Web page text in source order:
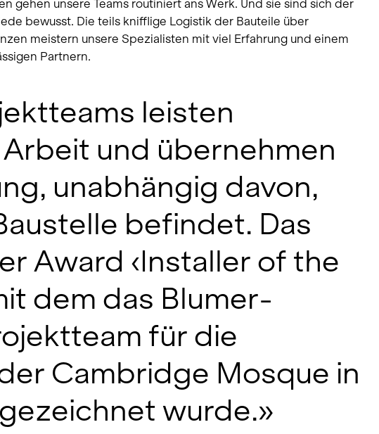
gehen unsere Teams routiniert ans Werk. Und sie sind sich der
bewusst. Die teils knifflige Logistik der Bauteile über
meistern unsere Spezialisten mit viel Erfahrung und einem
Partnern.
leisten
und übernehmen
unabhängig davon,
befindet. Das
Award ‹Installer of the
dem das Blumer-
für die
Cambridge Mosque in
wurde.»